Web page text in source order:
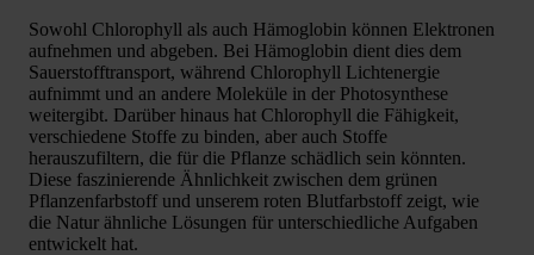
Sowohl Chlorophyll als auch Hämoglobin können Elektronen
aufnehmen und abgeben. Bei Hämoglobin dient dies dem
Sauerstofftransport, während Chlorophyll Lichtenergie
aufnimmt und an andere Moleküle in der Photosynthese
weitergibt. Darüber hinaus hat Chlorophyll die Fähigkeit,
verschiedene Stoffe zu binden, aber auch Stoffe
herauszufiltern, die für die Pflanze schädlich sein könnten.
Diese faszinierende Ähnlichkeit zwischen dem grünen
Pflanzenfarbstoff und unserem roten Blutfarbstoff zeigt, wie
die Natur ähnliche Lösungen für unterschiedliche Aufgaben
entwickelt hat.